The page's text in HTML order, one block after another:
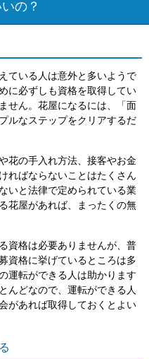
の？
ている人は意外と多いようで
に必ずしも資格を取得してい
せん。花屋になるには、「面
ルなステップをクリアするだ
花の手入れ方法、接客やお金
ればならないことはたくさん
いと法律で定められている業
花屋があれば、まったくの無
資格は必要ありませんが、普
資格に挙げているところは多
運転ができる人は助かります
んどなので、運転ができる人
があれば取得しておくとよい